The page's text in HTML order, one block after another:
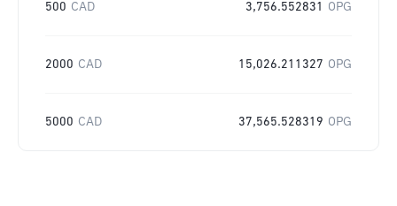
500 CAD 3,756.552831 OPG
2000 CAD 15,026.211327 OPG
5000 CAD 37,565.528319 OPG